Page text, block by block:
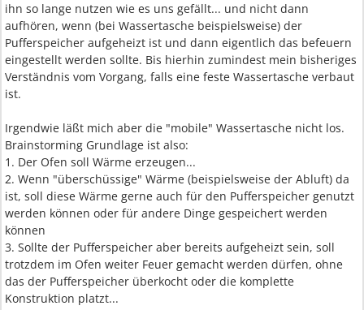
ihn so lange nutzen wie es uns gefällt... und nicht dann
aufhören, wenn (bei Wassertasche beispielsweise) der
Pufferspeicher aufgeheizt ist und dann eigentlich das befeuern
eingestellt werden sollte. Bis hierhin zumindest mein bisheriges
Verständnis vom Vorgang, falls eine feste Wassertasche verbaut
ist.
Irgendwie läßt mich aber die "mobile" Wassertasche nicht los.
Brainstorming Grundlage ist also:
1. Der Ofen soll Wärme erzeugen...
2. Wenn "überschüssige" Wärme (beispielsweise der Abluft) da
ist, soll diese Wärme gerne auch für den Pufferspeicher genutzt
werden können oder für andere Dinge gespeichert werden
können
3. Sollte der Pufferspeicher aber bereits aufgeheizt sein, soll
trotzdem im Ofen weiter Feuer gemacht werden dürfen, ohne
das der Pufferspeicher überkocht oder die komplette
Konstruktion platzt...